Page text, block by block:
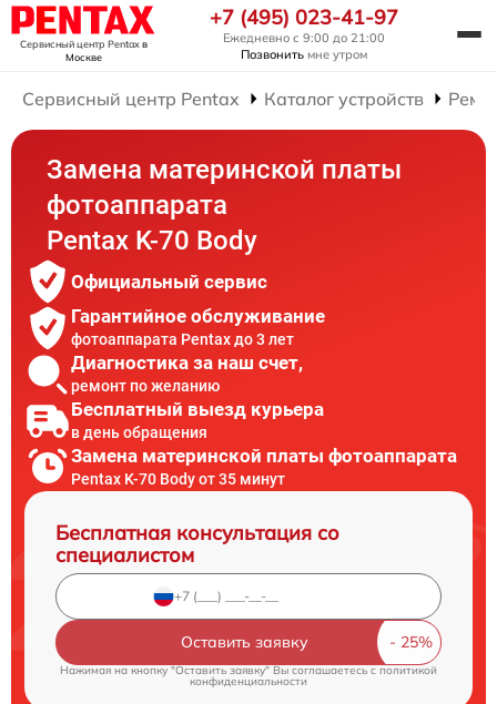
Сервисный центр Pentaxв
Москве
+7 (495) 023-41-97
Ежедневно с 9:00 до 21:00
Позвонить мне утром
Сервисный центр Pentax Каталог устройств
Замена материнской платы
фотоаппарата
Pentax K-70 Body
Официальный сервис
Гарантийное обслуживание
фотоаппарата Pentax до 3 лет
Диагностика за наш счет,
ремонт по желанию
Бесплатный выезд курьера
в день обращения
Замена материнской платы фотоаппарата
Pentax K-70 Body от 35 минут
Бесплатная консультация со
специалистом
Оставить заявку
Нажимая на кнопку "Оставить заявку" Вы соглашаетесь cполитикой
конфиденциальности